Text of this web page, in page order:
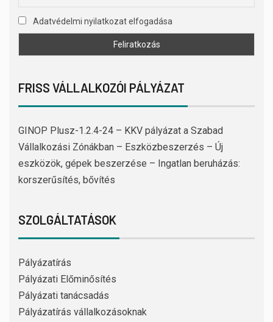
Adatvédelmi nyilatkozat elfogadása
FRISS VÁLLALKOZÓI PÁLYÁZAT
GINOP Plusz-1.2.4-24 – KKV pályázat a Szabad
Vállalkozási Zónákban – Eszközbeszerzés – Új
eszközök, gépek beszerzése – Ingatlan beruházás:
korszerűsítés, bővítés
SZOLGÁLTATÁSOK
Pályázatírás
Pályázati Előminősítés
Pályázati tanácsadás
Pályázatírás vállalkozásoknak